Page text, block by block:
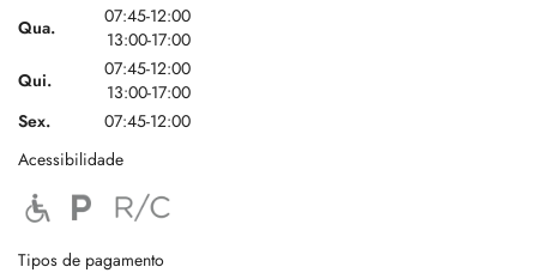
Qua.
07:45-12:00
13:00-17:00
Qui.
07:45-12:00
13:00-17:00
Sex.
07:45-12:00
Acessibilidade
Tipos de pagamento